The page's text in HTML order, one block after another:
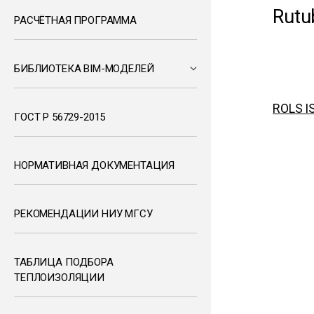
РАСЧЁТНАЯ ПРОГРАММА
БИБЛИОТЕКА BIM-МОДЕЛЕЙ
ГОСТ Р 56729-2015
НОРМАТИВНАЯ ДОКУМЕНТАЦИЯ
РЕКОМЕНДАЦИИ НИУ МГСУ
ТАБЛИЦА ПОДБОРА
ТЕПЛОИЗОЛЯЦИИ
ROLS